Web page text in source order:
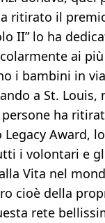
ritirato il
II” lo ha
ai
i bambini in
a St. Louis,
persone ha
Award,
i volontari e
Vita nel
cioè della
rete